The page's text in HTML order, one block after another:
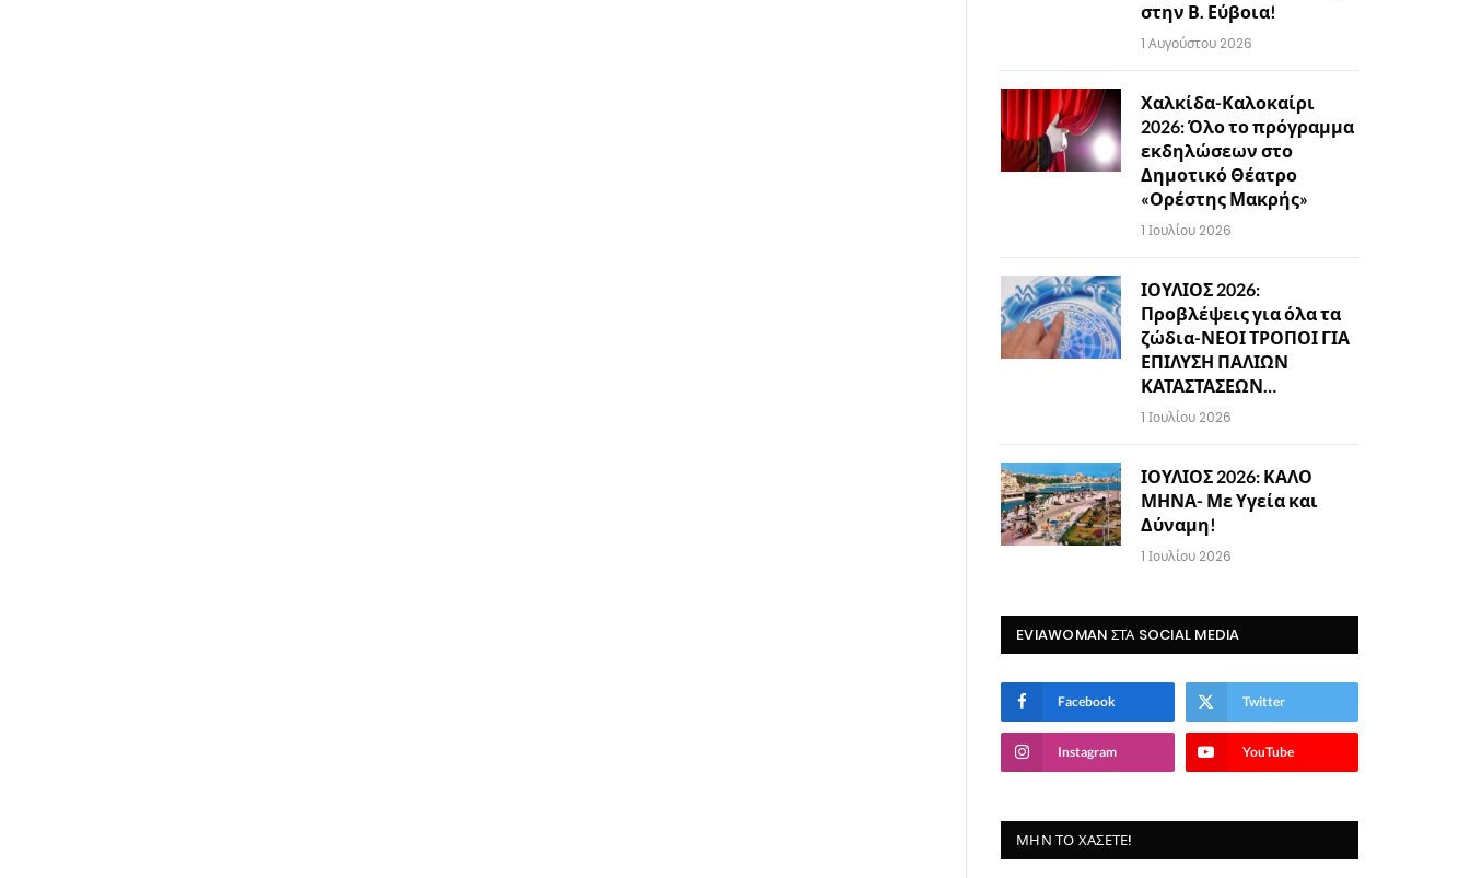
στην Β. Εύβοια!
1 Αυγούστου 2026
Χαλκίδα-Καλοκαίρι
2026: Όλο το πρόγραμμα
εκδηλώσεων στο
Δημοτικό Θέατρο
«Ορέστης Μακρής»
1 Ιουλίου 2026
ΙΟΥΛΙΟΣ 2026:
Προβλέψεις για όλα τα
ζώδια-ΝΕΟΙ ΤΡΟΠΟΙ ΓΙΑ
ΕΠΙΛΥΣΗ ΠΑΛΙΩΝ
ΚΑΤΑΣΤΑΣΕΩΝ…
1 Ιουλίου 2026
ΙΟΥΛΙΟΣ 2026: ΚΑΛΟ
ΜΗΝΑ- Με Υγεία και
Δύναμη!
1 Ιουλίου 2026
EVIAWOMAN ΣΤΑ SOCIAL MEDIA
Facebook Twitter
Instagram YouTube
ΜΗΝ ΤΟ ΧΆΣΕΤΕ!